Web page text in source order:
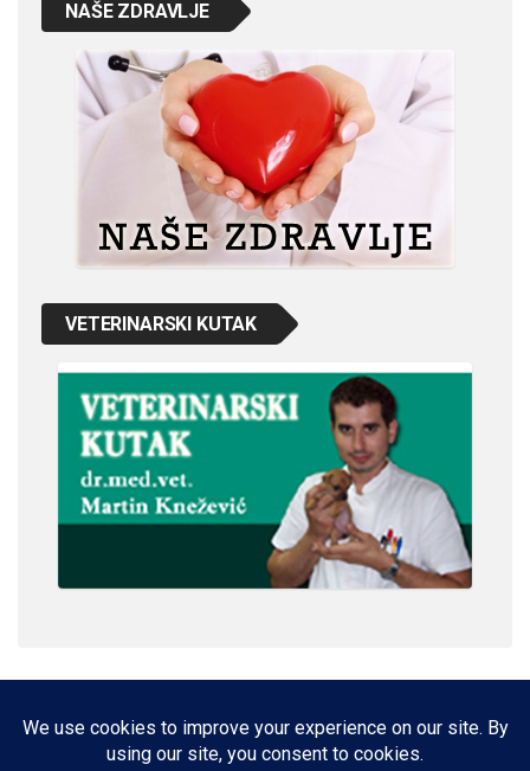
NAŠE ZDRAVLJE
VETERINARSKI KUTAK